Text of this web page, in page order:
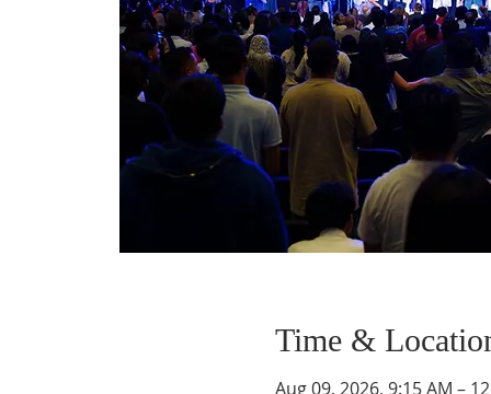
Time &
Aug 09, 2026, 9:15 AM –